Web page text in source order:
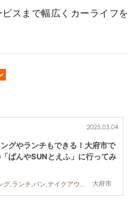
スまで幅広くカーライフを
大府市
2025.03.04
グやランチもできる！大府市で
ぱんやSUNとえふ」に行ってみ